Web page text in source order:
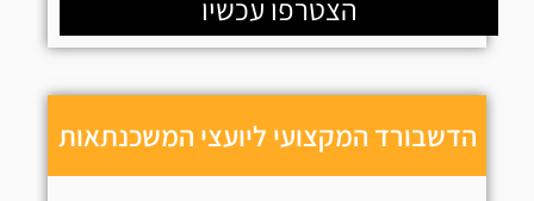
הדשבורד המקצועי ליועצי המשכנתאות
הצטרפו עכשיו